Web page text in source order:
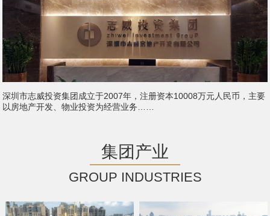
深圳市志威投资集团成立于2007年，注册资本10008万元人民币，主要
以房地产开发、物业投资为经营业务……
集团产业
GROUP INDUSTRIES